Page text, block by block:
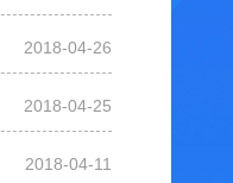
2018-04-26
2018-04-25
2018-04-11